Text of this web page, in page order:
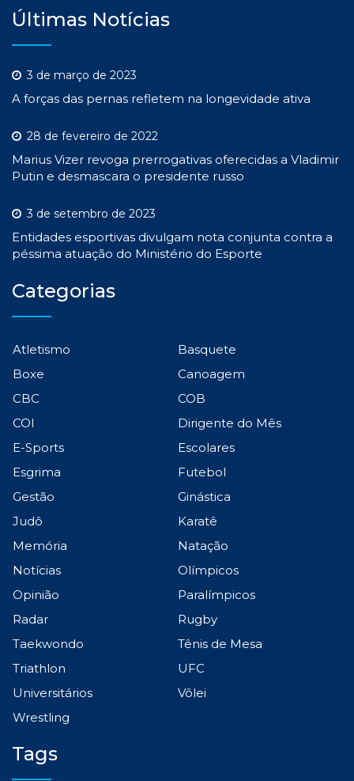
Últimas Notícias
3 de março de 2023
A forças das pernas refletem na longevidade ativa
28 de fevereiro de 2022
Marius Vizer revoga prerrogativas oferecidas a Vladimir
Putin e desmascara o presidente russo
3 de setembro de 2023
Entidades esportivas divulgam nota conjunta contra a
péssima atuação do Ministério do Esporte
Categorias
Atletismo
Basquete
Boxe
Canoagem
CBC
COB
COI
Dirigente do Mês
E-Sports
Escolares
Esgrima
Futebol
Gestão
Ginástica
Judô
Karatê
Memória
Natação
Notícias
Olímpicos
Opinião
Paralímpicos
Radar
Rugby
Taekwondo
Tênis de Mesa
Triathlon
UFC
Universitários
Vôlei
Wrestling
Tags